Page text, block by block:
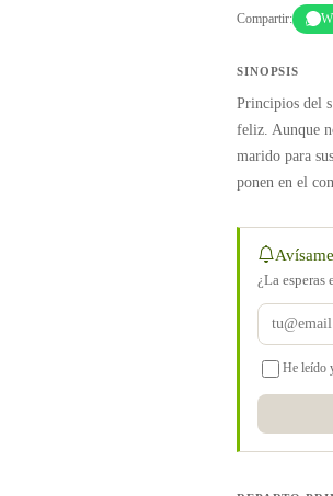
Compartir:
SINOPSIS
Principios del
feliz. Aunque
marido para
ponen en el
¿La
He leído